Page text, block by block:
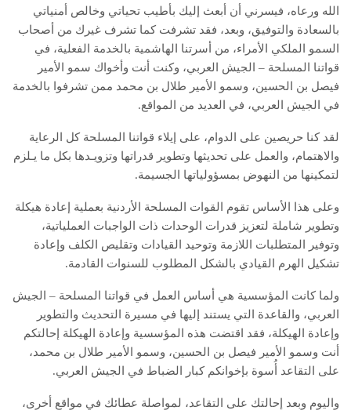
الله ورعاه، فيسرني أن أبعث إليك بأطيب تحياتي وخالص أمنياتي
بالسعادة والتوفيق، وبعد، فقد تشرفت كما تشرف غيرك من أصحاب
السمو الملكي الأمراء، من أسرتنا الهاشمية بالخدمة الفعلية، في
قواتنا المسلحة – الجيش العربي، وكنت أنت وأخواك سمو الأمير
فيصل بن الحسين، وسمو الأمير طلال بن محمد ممن تشرفوا بالخدمة
في الجيش العربي، في العديد من المواقع.
لقد كنا حريصين على الدوام، على إيلاء قواتنا المسلحة كل الرعاية
والاهتمام، والعمل على تحديثها وتطوير قدراتها وتزويـدها بكل ما يـلزم
لتمكينها من النهوض بمسؤولياتها الجسيمة.
وعلى هذا الأساس تقوم القوات المسلحة الأردنية بعملية إعادة هيكلة
وتطوير شاملة لتعزيز قدرات الوحدات ذات الواجبات العملياتية،
وتوفير المتطلبات اللازمة وتوحيد القيادات وتقليص الكلف وإعادة
تشكيل الهرم القيادي بالشكل المطلوب للسنوات القادمة.
ولما كانت المؤسسية هي أساس العمل في قواتنا المسلحة – الجيش
العربي، والقاعدة التي يستند إليها في مسيرة التحديث والتطوير
وإعادة الهيكلة، فقد اقتضت هذه المؤسسية وإعادة الهيكلة إحالتكم
أنت وسمو الأمير فيصل بن الحسين، وسمو الأمير طلال بن محمد،
على التقاعد أُسوة بإخوانكم كبار الضباط في الجيش العربي.
واليوم وبعد إحالتك على التقاعد، لمواصلة عطائك في مواقع أخرى،